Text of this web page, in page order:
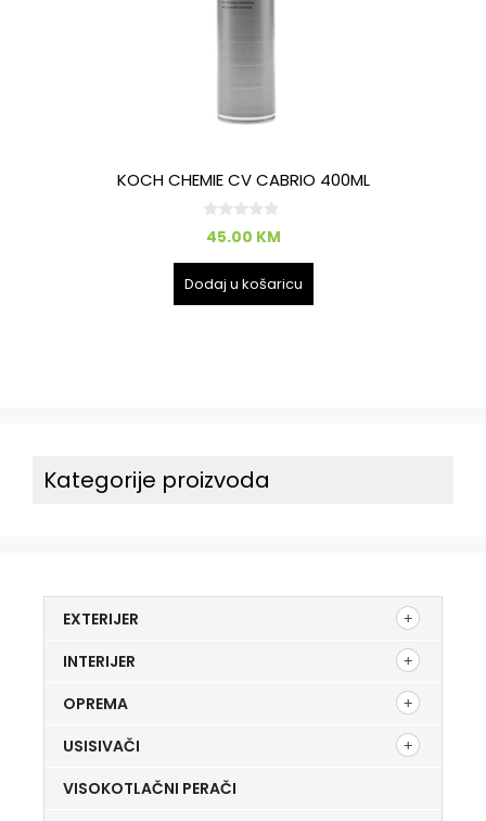
KOCH CHEMIE CV CABRIO 400ML
0
o45.00 KM
Dodaj u košaricu
Kategorije proizvoda
EXTERIJER
INTERIJER
OPREMA
USISIVAČI
VISOKOTLAČNI PERAČI